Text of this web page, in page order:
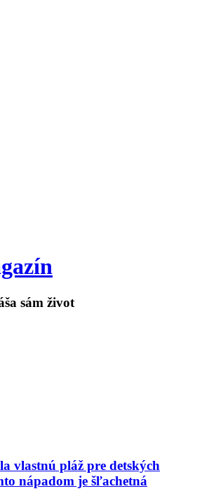
sám život
vlastnú pláž pre detských
nápadom je šľachetná